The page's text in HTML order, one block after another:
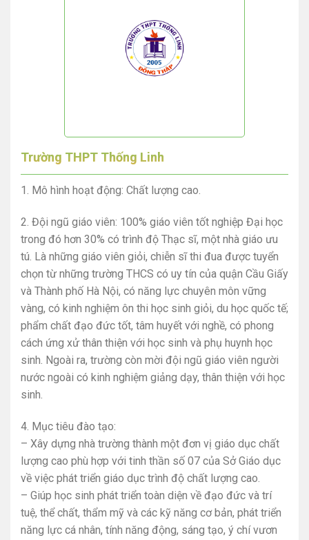
Trường THPT Thống Linh
1. Mô hình hoạt động: Chất lượng cao.
2. Đội ngũ giáo viên: 100% giáo viên tốt nghiệp Đại học
trong đó hơn 30% có trình độ Thạc sĩ, một nhà giáo ưu
tú. Là những giáo viên giỏi, chiễn sĩ thi đua được tuyển
chọn từ những trường THCS có uy tín của quận Cầu Giấy
và Thành phố Hà Nội, có năng lực chuyên môn vững
vàng, có kinh nghiệm ôn thi học sinh giỏi, du học quốc tế;
phẩm chất đạo đức tốt, tâm huyết với nghề, có phong
cách ứng xử thân thiện với học sinh và phụ huynh học
sinh. Ngoài ra, trường còn mời đội ngũ giáo viên người
nước ngoài có kinh nghiệm giảng dạy, thân thiện với học
sinh.
4. Mục tiêu đào tạo:
– Xây dựng nhà trường thành một đơn vị giáo dục chất
lượng cao phù hợp với tinh thần số 07 của Sở Giáo dục
về việc phát triển giáo dục trình độ chất lượng cao.
– Giúp học sinh phát triển toàn diện về đạo đức và trí
tuệ, thể chất, thẩm mỹ và các kỹ năng cơ bản, phát triển
năng lực cá nhân, tính năng động, sáng tạo, ý chí vươn